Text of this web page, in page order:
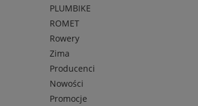
PLUMBIKE
ROMET
Rowery
Zima
Producenci
Nowości
Promocje